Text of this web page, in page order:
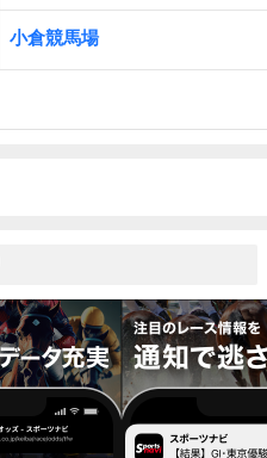
小倉競馬場